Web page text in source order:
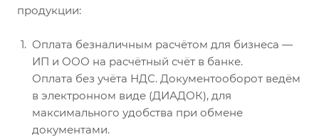
продукции:
Оплата безналичным расчётом для бизнеса —
ИП и ООО на расчётный счёт в банке.
Оплата без учёта НДС. Документооборот ведём
в электронном виде (ДИАДОК), для
максимального удобства при обмене
документами.